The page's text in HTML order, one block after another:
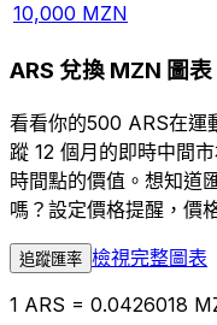
10,000 MZN
ARS 兌換 MZN 圖表
看看你的500 ARS在運
蹤 12 個月的即時中間
時間點的價值。想知道
嗎？設定價格提醒，價
追蹤匯率 檢視完整圖表
1 ARS = 0.0426018